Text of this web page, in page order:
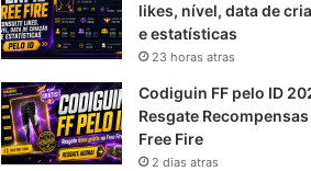
likes, nível, data de
e estatísticas
23 horas atras
Codiguin FF pelo ID
Resgate
Free Fire
2 dias atras